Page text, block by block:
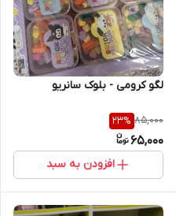
لگو کرومی - بلوک سانریو
85,000
23%
65,000
افزودن به سبد